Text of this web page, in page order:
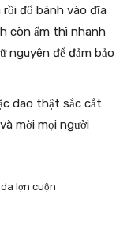
đổ bánh vào đĩa
còn ấm thì nhanh
nguyên để đảm bảo
dao thật sắc cắt
mời mọi người